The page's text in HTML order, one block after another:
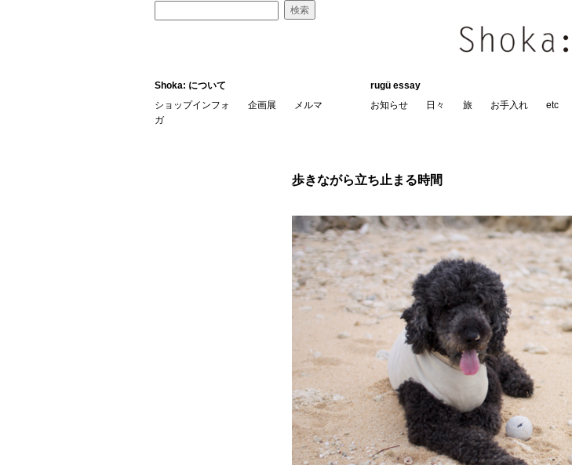
Shoka: について
ショップインフォ
企画展
メルマ
ガ
rugü essay
お知らせ
日々 旅 お手入れ etc
歩きながら立ち止まる時間